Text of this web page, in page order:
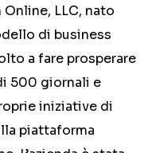
LLC, nato
di business
a fare prosperare
500 giornali e
iniziative di
piattaforma